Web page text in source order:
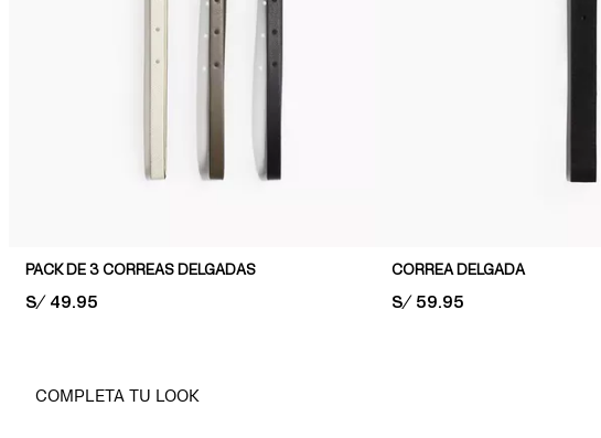
PACK DE 3 CORREAS DELGADAS
PRICE:
S/ 49.95
CORREA DELGADA
PRICE:
S/ 59.95
COMPLETA TU LOOK